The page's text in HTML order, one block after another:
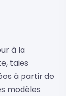
à la
taies
à partir de
modèles